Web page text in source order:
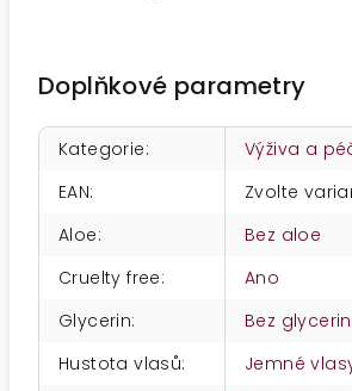
Doplňkové parametry
Kategorie:
Výživa a
EAN:
Zvolte
Aloe:
Bez aloe
Cruelty free:
Ano
Glycerin:
Bez
Hustota vlasů: Jemné